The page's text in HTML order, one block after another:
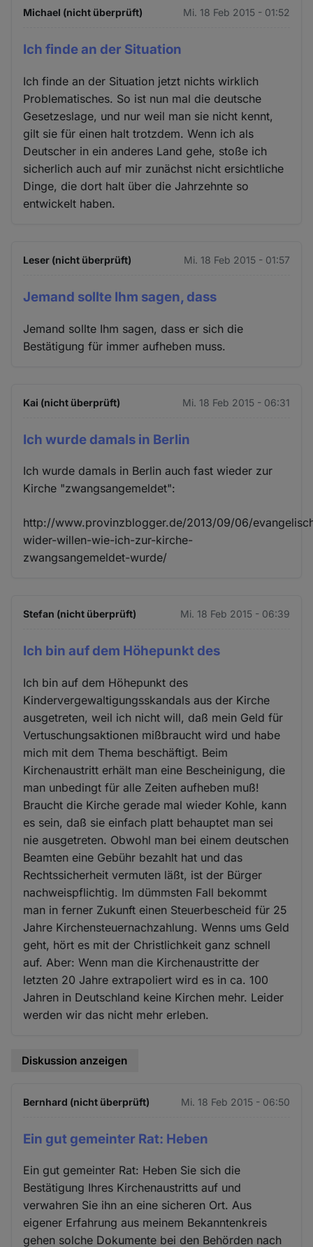
Michael (nicht überprüft) Mi. 18 Feb 2015 - 01:52
Ich finde an der Situation
Ich finde an der Situation jetzt nichts wirklich
Problematisches. So ist nun mal die deutsche
Gesetzeslage, und nur weil man sie nicht kennt,
gilt sie für einen halt trotzdem. Wenn ich als
Deutscher in ein anderes Land gehe, stoße ich
sicherlich auch auf mir zunächst nicht ersichtliche
Dinge, die dort halt über die Jahrzehnte so
entwickelt haben.
Leser (nicht überprüft) Mi. 18 Feb 2015 - 01:57
Jemand sollte Ihm sagen, dass
Jemand sollte Ihm sagen, dass er sich die
Bestätigung für immer aufheben muss.
Kai (nicht überprüft) Mi. 18 Feb 2015 - 06:31
Ich wurde damals in Berlin
Ich wurde damals in Berlin auch fast wieder zur
Kirche "zwangsangemeldet":
http://www.provinzblogger.de/2013/09/06/
wider-willen-wie-ich-zur-kirche-
zwangsangemeldet-wurde/
Stefan (nicht überprüft) Mi. 18 Feb 2015 - 06:39
Ich bin auf dem Höhepunkt des
Ich bin auf dem Höhepunkt des
Kindervergewaltigungsskandals aus der Kirche
ausgetreten, weil ich nicht will, daß mein Geld für
Vertuschungsaktionen mißbraucht wird und habe
mich mit dem Thema beschäftigt. Beim
Kirchenaustritt erhält man eine Bescheinigung, die
man unbedingt für alle Zeiten aufheben muß!
Braucht die Kirche gerade mal wieder Kohle, kann
es sein, daß sie einfach platt behauptet man sei
nie ausgetreten. Obwohl man bei einem deutschen
Beamten eine Gebühr bezahlt hat und das
Rechtssicherheit vermuten läßt, ist der Bürger
nachweispflichtig. Im dümmsten Fall bekommt
man in ferner Zukunft einen Steuerbescheid für 25
Jahre Kirchensteuernachzahlung. Wenns ums Geld
geht, hört es mit der Christlichkeit ganz schnell
auf. Aber: Wenn man die Kirchenaustritte der
letzten 20 Jahre extrapoliert wird es in ca. 100
Jahren in Deutschland keine Kirchen mehr. Leider
werden wir das nicht mehr erleben.
Diskussion anzeigen
Bernhard (nicht überprüft) Mi. 18 Feb 2015 - 06:50
Ein gut gemeinter Rat: Heben
Ein gut gemeinter Rat: Heben Sie sich die
Bestätigung Ihres Kirchenaustritts auf und
verwahren Sie ihn an eine sicheren Ort. Aus
eigener Erfahrung aus meinem Bekanntenkreis
gehen solche Dokumente bei den Behörden nach